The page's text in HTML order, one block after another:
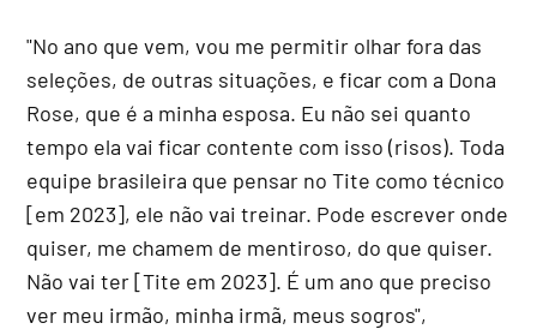
"No ano que vem, vou me permitir olhar fora das
seleções, de outras situações, e ficar com a Dona
Rose, que é a minha esposa. Eu não sei quanto
tempo ela vai ficar contente com isso (risos). Toda
equipe brasileira que pensar no Tite como técnico
[em 2023], ele não vai treinar. Pode escrever onde
quiser, me chamem de mentiroso, do que quiser.
Não vai ter [Tite em 2023]. É um ano que preciso
ver meu irmão, minha irmã, meus sogros",